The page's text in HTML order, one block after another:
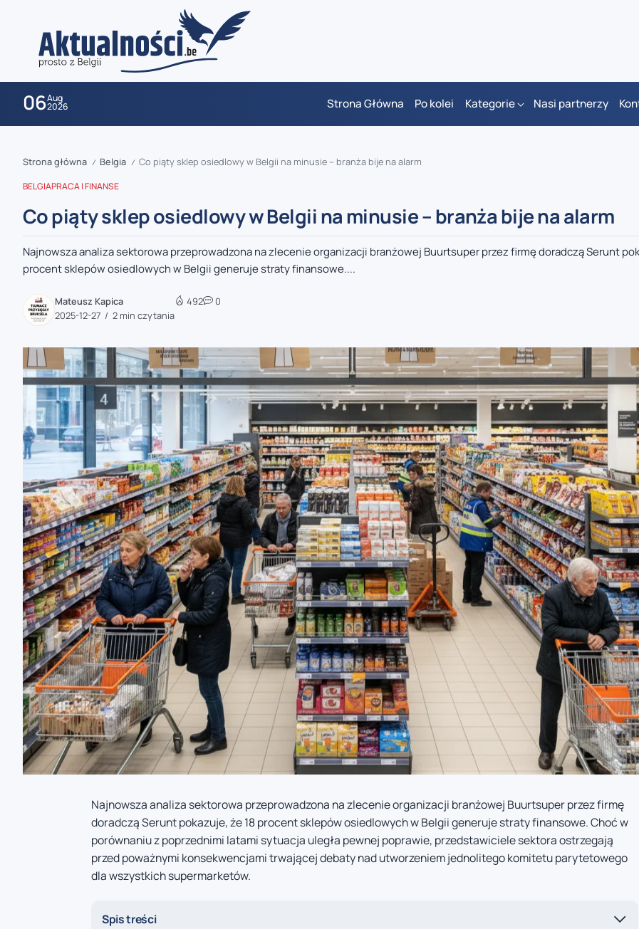
06Aug
2026 Strona Główna Po kolei Kategorie Nasi partnerzy
zaobserwuj nas
zaobserwuj nas
zaobserwuj nas
zaobserwuj nas
zaobserwuj nas
Strona główna / Belgia / Co piąty sklep osiedlowy w Belgii na minusie – branża bije na alarm
BELGIAPRACA I FINANSE
Co piąty sklep osiedlowy w Belgii na minusie – branża bije na alarm
Najnowsza analiza sektorowa przeprowadzona na zlecenie organizacji branżowej Buurtsuper przez firmę doradczą Serunt
procent sklepów osiedlowych w Belgii generuje straty finansowe....
Mateusz Kapica
2025-12-27
2 min czytania
492 0
Najnowsza analiza sektorowa przeprowadzona na zlecenie organizacji branżowej Buurtsuper przez firmę
doradczą Serunt pokazuje, że 18 procent sklepów osiedlowych w Belgii generuje straty finansowe. Choć w
porównaniu z poprzednimi latami sytuacja uległa pewnej poprawie, przedstawiciele sektora ostrzegają
przed poważnymi konsekwencjami trwającej debaty nad utworzeniem jednolitego komitetu parytetowego
dla wszystkich supermarketów.
Spis treści